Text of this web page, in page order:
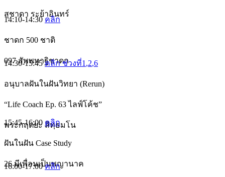
สุชาดา ระย้าอินทร์
14:10-14:30คลิก
ชาดก 500 ชาติ
097 สัพพทาฐิชาดก
14:30-15:45คลิก ช่วงที่1 ,2,6
อนุบาลฝันในฝันวิทยา (Rerun)
“Life Coach Ep. 63 ไลฟ์โค้ช”
พระกฤตยะ สิทฺธมโน
15:45-16:00 คลิก
ฝันในฝัน Case Study
26 มีเพื่อนเป็นพญานาค
16:00-17:00คลิก